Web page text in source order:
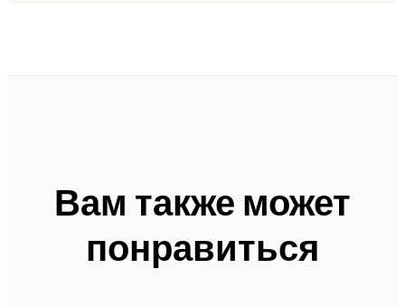
Вам также может
понравиться